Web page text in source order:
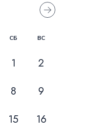
›
СБ ВС
1
2
8
9
15
16